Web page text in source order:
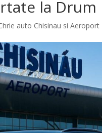
la Drum
auto Chisinau si Aeroport